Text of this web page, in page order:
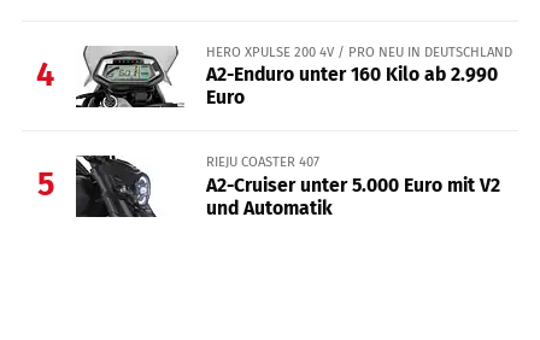
4
HERO XPULSE 200 4V / PRO NEU IN DEUTSCHLAND
A2-Enduro unter 160 Kilo ab 2.990
Euro
5
RIEJU COASTER 407
A2-Cruiser unter 5.000 Euro mit V2
und Automatik